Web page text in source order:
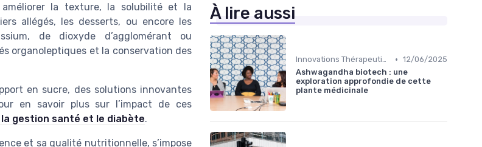
la texture, la solubilité et la
allégés, les desserts, ou encore les
de dioxyde d’agglomérant ou
organoleptiques et la conservation des
en sucre, des solutions innovantes
en savoir plus sur l’impact de ces
gestion santé et le diabète.
et sa qualité nutritionnelle, s’impose
À lire aussi
Innovations Thérapeutiques • 12/06/2025
Ashwagandha biotech : une
exploration approfondie de cette
plante médicinale